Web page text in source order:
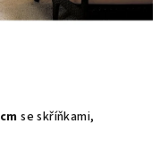
se skříňkami,